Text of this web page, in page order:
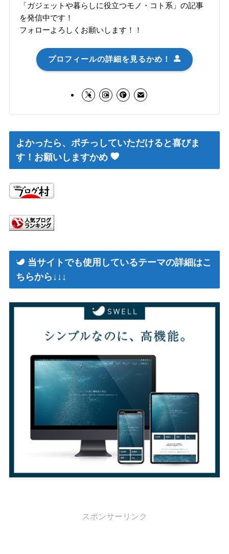
「ガジェットや暮らしに役立つモノ・コト系」の記事
を発信中です！
フォローよろしくお願いします！！
プロフィールの詳細を見るかめ！
よかったら、ポチっしていただけると喜びま
す！お願いしますかめ
当サイトでも使用しているテーマの詳細はこ
ちらから↓↓↓
スポンサーリンク